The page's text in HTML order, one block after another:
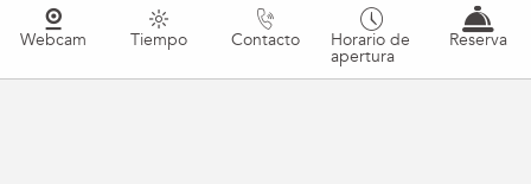
Webcam Tiempo Contacto Horario de
apertura
Reserva